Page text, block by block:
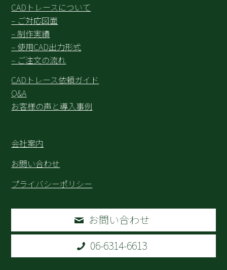
CADトレースについて
– ご対応図面
– 制作実績
– 使用CAD出力形式
– ご注文の流れ
CADトレース依頼ガイド
Q&A
お客様の声と導入事例
会社案内
お問い合わせ
プライバシーポリシー
お問い合わせ
06-6314-6613